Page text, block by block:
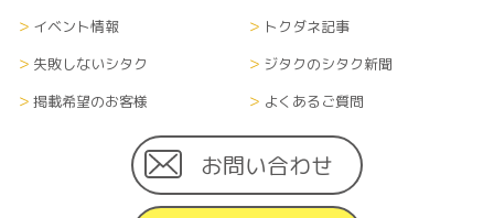
イベント情報
トクダネ記事
失敗しないシタク
ジタクのシタク新聞
掲載希望のお客様
よくあるご質問
お問い合わせ